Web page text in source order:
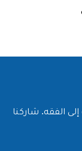
الفقه. شاركنا